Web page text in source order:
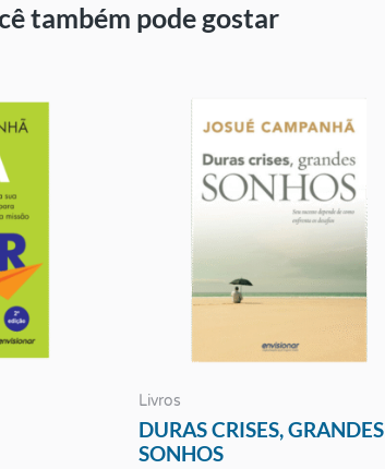
também pode gostar
Livros
DURAS CRISES, GRANDES
SONHOS